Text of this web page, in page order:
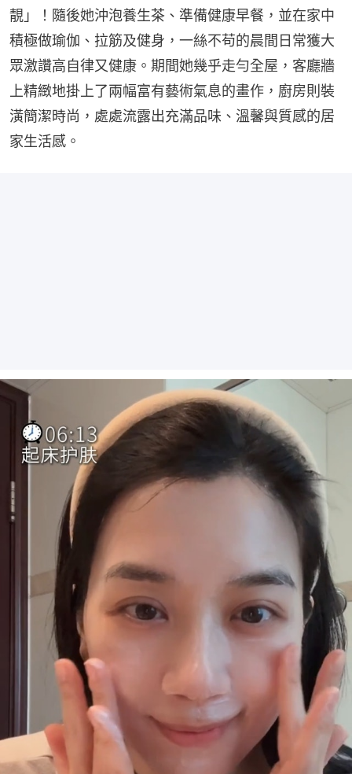
靚」！隨後她沖泡養生茶、準備健康早餐，並在家中
積極做瑜伽、拉筋及健身，一絲不苟的晨間日常獲大
眾激讚高自律又健康。期間她幾乎走勻全屋，客廳牆
上精緻地掛上了兩幅富有藝術氣息的畫作，廚房則裝
潢簡潔時尚，處處流露出充滿品味、溫馨與質感的居
家生活感。